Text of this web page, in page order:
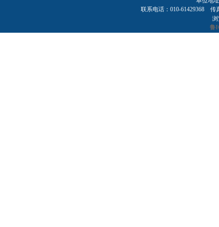
联系电话：010-61429368 传
鲁